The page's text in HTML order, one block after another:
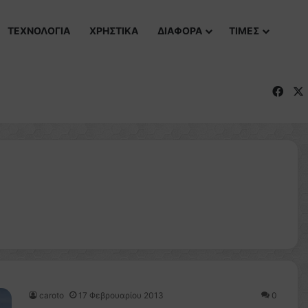
ΤΕΧΝΟΛΟΓΙΑ ΧΡΗΣΤΙΚΑ ΔΙΑΦΟΡΑ ΤΙΜΕΣ
caroto 17 Φεβρουαρίου 2013 0